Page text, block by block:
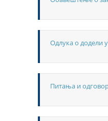
Одлука о додели
Питања и